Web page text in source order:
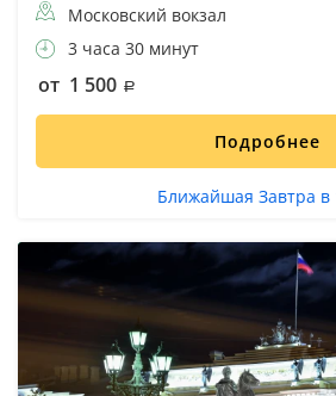
Московский вокзал
3 часа 30 минут
от 1 500
Подробнее
Ближайшая Завтра в